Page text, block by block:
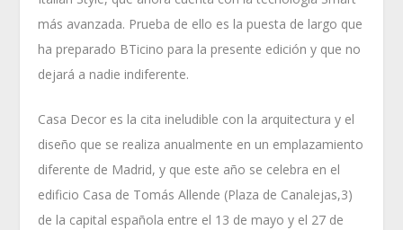
más avanzada. Prueba de ello es la puesta de largo que
ha preparado BTicino para la presente edición y que no
dejará a nadie indiferente.
Casa Decor es la cita ineludible con la arquitectura y el
diseño que se realiza anualmente en un emplazamiento
diferente de Madrid, y que este año se celebra en el
edificio Casa de Tomás Allende (Plaza de Canalejas,3)
de la capital española entre el 13 de mayo y el 27 de